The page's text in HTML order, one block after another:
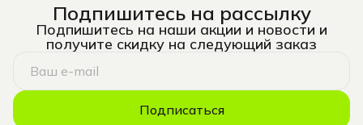
Подпишитесь на рассылку
Подпишитесь на наши акции и новости и
получите скидку на следующий заказ
Подписаться